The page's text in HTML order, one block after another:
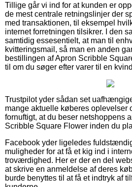
Tillige går vi ind for at kunden er
de mest centrale retningslinjer der
med transaktionen, til eksempel
internet forretningen tilsikrer. I den
samtidig essesentielt, at man til
kvitteringsmail, så man en anden
bestillingen af Apron Scribble
til om du søger efter varer til en
Trustpilot yder sådan set
mange aktuelle køberes oplevelser
fornuftigt, at du beser netshoppens
Scribble Square Flower inden du
Facebook yder ligeledes
muligheder for at få et kig ind i
troværdighed. Her er der en del
at skrive en anmeldelse af deres
burde benyttes til at få et indtryk af